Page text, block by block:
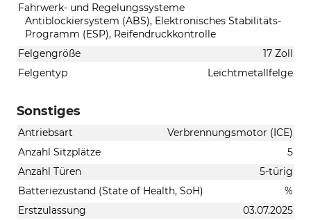
Fahrwerk- und Regelungssysteme
Antiblockiersystem (ABS), Elektronisches Stabilitäts-
Programm (ESP), Reifendruckkontrolle
Felgengröße
17 Zoll
Felgentyp
Leichtmetallfelge
Sonstiges
Antriebsart
Verbrennungsmotor (ICE)
Anzahl Sitzplätze
5
Anzahl Türen
5-türig
Batteriezustand (State of Health, SoH)
%
Erstzulassung
03.07.2025